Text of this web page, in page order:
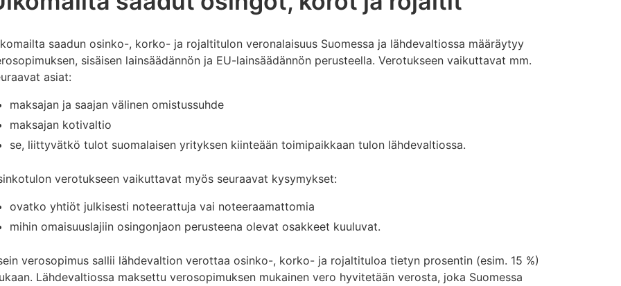
saadun osinko-, korko- ja rojaltitulon veronalaisuus Suomessa ja lähdevaltiossa määräytyy
sisäisen lainsäädännön ja EU-lainsäädännön perusteella. Verotukseen vaikuttavat mm.
asiat:
maksajan ja saajan välinen omistussuhde
maksajan kotivaltio
se, liittyvätkö tulot suomalaisen yrityksen kiinteään toimipaikkaan tulon lähdevaltiossa.
verotukseen vaikuttavat myös seuraavat kysymykset:
ovatko yhtiöt julkisesti noteerattuja vai noteeraamattomia
mihin omaisuuslajiin osingonjaon perusteena olevat osakkeet kuuluvat.
verosopimus sallii lähdevaltion verottaa osinko-, korko- ja rojaltituloa tietyn prosentin (esim. 15 %)
Lähdevaltiossa maksettu verosopimuksen mukainen vero hyvitetään verosta, joka Suomessa